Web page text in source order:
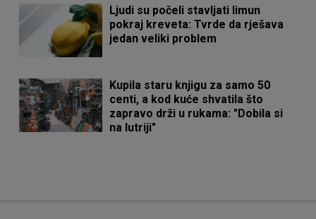
Ljudi su počeli stavljati limun
pokraj kreveta: Tvrde da rješava
jedan veliki problem
Kupila staru knjigu za samo 50
centi, a kod kuće shvatila što
zapravo drži u rukama: "Dobila si
na lutriji"